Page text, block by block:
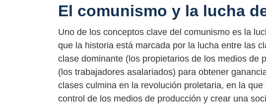
El comunismo y la lucha
Uno de los conceptos clave del comunismo es la
que la historia está marcada por la lucha entre las
clase dominante (los propietarios de los medios de
(los trabajadores asalariados) para obtener
clases culmina en la revolución proletaria, en la
control de los medios de producción y crear una